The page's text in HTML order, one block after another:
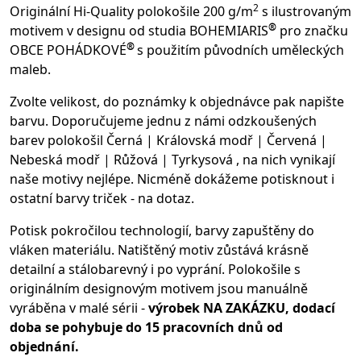
Originální Hi-Quality polokošile 200 g/m2 s ilustrovaným
motivem v designu od studia BOHEMIARIS® pro značku
OBCE POHÁDKOVÉ®s použitím původních uměleckých
maleb.
Zvolte velikost, do poznámky k objednávce pak napište
barvu. Doporučujeme jednu z námi odzkoušených
barev polokošil Černá | Královská modř | Červená |
Nebeská modř | Růžová | Tyrkysová , na nich vynikají
naše motivy nejlépe. Nicméně dokážeme potisknout i
ostatní barvy triček - na dotaz.
Potisk pokročilou technologií, barvy zapuštěny do
vláken materiálu. Natištěný motiv zůstává krásně
detailní a stálobarevný i po vyprání. Polokošile s
originálním designovým motivem jsou manuálně
vyráběna v malé sérii -výrobek NA ZAKÁZKU, dodací
doba se pohybuje do 15 pracovních dnů od
objednání.